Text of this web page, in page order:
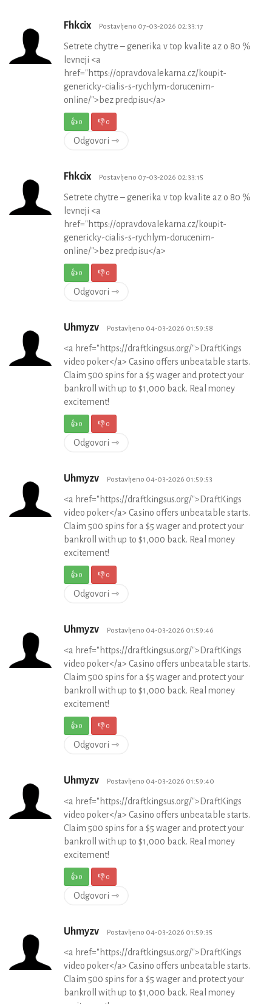
Fhkcix Postavljeno 07-03-2026 02:33:17
Setrete chytre – generika v top kvalite az o 80 %
levneji <a
href="https://opravdovalekarna.cz/koupit-
genericky-cialis-s-rychlym-dorucenim-
online/">bez predpisu</a>
👍0 👎0
Odgovori ⇾
Fhkcix Postavljeno 07-03-2026 02:33:15
Setrete chytre – generika v top kvalite az o 80 %
levneji <a
href="https://opravdovalekarna.cz/koupit-
genericky-cialis-s-rychlym-dorucenim-
online/">bez predpisu</a>
👍0 👎0
Odgovori ⇾
Uhmyzv Postavljeno 04-03-2026 01:59:58
<a href="https://draftkingsus.org/">DraftKings
video poker</a> Casino offers unbeatable starts.
Claim 500 spins for a $5 wager and protect your
bankroll with up to $1,000 back. Real money
excitement!
👍0 👎0
Odgovori ⇾
Uhmyzv Postavljeno 04-03-2026 01:59:53
<a href="https://draftkingsus.org/">DraftKings
video poker</a> Casino offers unbeatable starts.
Claim 500 spins for a $5 wager and protect your
bankroll with up to $1,000 back. Real money
excitement!
👍0 👎0
Odgovori ⇾
Uhmyzv Postavljeno 04-03-2026 01:59:46
<a href="https://draftkingsus.org/">DraftKings
video poker</a> Casino offers unbeatable starts.
Claim 500 spins for a $5 wager and protect your
bankroll with up to $1,000 back. Real money
excitement!
👍0 👎0
Odgovori ⇾
Uhmyzv Postavljeno 04-03-2026 01:59:40
<a href="https://draftkingsus.org/">DraftKings
video poker</a> Casino offers unbeatable starts.
Claim 500 spins for a $5 wager and protect your
bankroll with up to $1,000 back. Real money
excitement!
👍0 👎0
Odgovori ⇾
Uhmyzv Postavljeno 04-03-2026 01:59:35
<a href="https://draftkingsus.org/">DraftKings
video poker</a> Casino offers unbeatable starts.
Claim 500 spins for a $5 wager and protect your
bankroll with up to $1,000 back. Real money